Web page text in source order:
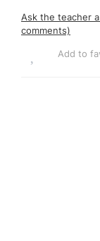
Ask the teacher
comments)
Add to